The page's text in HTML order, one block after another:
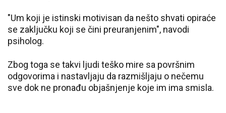
"Um koji je istinski motivisan da nešto shvati opiraće
se zaključku koji se čini preuranjenim", navodi
psiholog.
Zbog toga se takvi ljudi teško mire sa površnim
odgovorima i nastavljaju da razmišljaju o nečemu
sve dok ne pronađu objašnjenje koje im ima smisla.